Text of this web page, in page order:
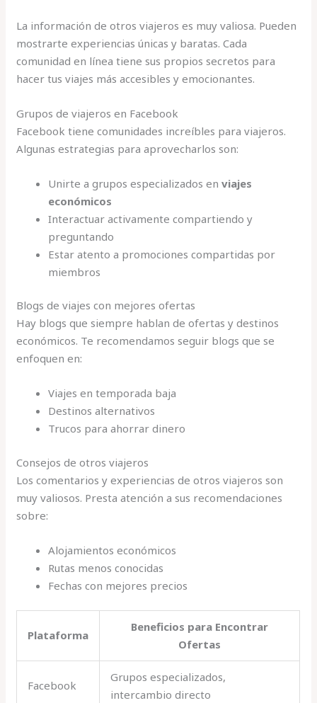
La información de otros viajeros es muy valiosa. Pueden
mostrarte experiencias únicas y baratas. Cada
comunidad en línea tiene sus propios secretos para
hacer tus viajes más accesibles y emocionantes.
Grupos de viajeros en Facebook
Facebook tiene comunidades increíbles para viajeros.
Algunas estrategias para aprovecharlos son:
Unirte a grupos especializados enviajes
económicos
Interactuar activamente compartiendo y
preguntando
Estar atento a promociones compartidas por
miembros
Blogs de viajes con mejores ofertas
Hay blogs que siempre hablan de ofertas y destinos
económicos. Te recomendamos seguir blogs que se
enfoquen en:
Viajes en temporada baja
Destinos alternativos
Trucos para ahorrar dinero
Consejos de otros viajeros
Los comentarios y experiencias de otros viajeros son
muy valiosos. Presta atención a sus recomendaciones
sobre:
Alojamientos económicos
Rutas menos conocidas
Fechas con mejores precios
Plataforma
Beneficios para Encontrar
Ofertas
Facebook
Grupos especializados,
intercambio directo